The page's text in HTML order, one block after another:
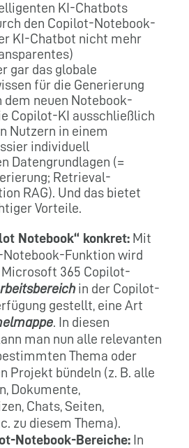
KI-Chatbots
den Copilot-Notebook-
KI-Chatbot nicht mehr
gar das globale
für die Generierung
dem neuen Notebook-
Copilot-KI ausschließlich
Nutzern in einem
individuell
Datengrundlagen (=
Retrieval-
RAG). Und das bietet
Vorteile.
Notebook“ konkret: Mit
Notebook-Funktion wird
365 Copilot-
in der Copilot-
gestellt, eine Art
. In diesen
man nun alle relevanten
Thema oder
Projekt bündeln (z. B. alle
Dokumente,
Chats, Seiten,
zu diesem Thema).
Notebook-Bereiche: In